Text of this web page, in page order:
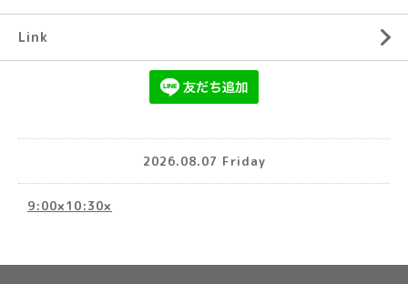
Link
2026.08.07 Friday
9:00×10:30×